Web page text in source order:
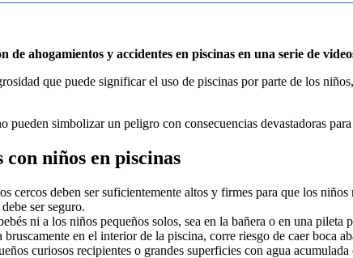
ahogamientos y accidentes en piscinas en una serie de
que puede significar el uso de piscinas por parte de los
simbolizar un peligro con consecuencias devastadoras
niños en piscinas
cercos deben ser suficientemente altos y firmes para que los
ser seguro.
ni a los niños pequeños solos, sea en la bañera o en una pileta
en el interior de la piscina, corre riesgo de caer boca
curiosos recipientes o grandes superficies con agua